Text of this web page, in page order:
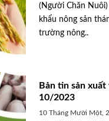
(Người Chăn
khẩu nông sản
trường nông..
Bản tin sản
10/2023
10 Tháng Mười Một,
nay ngày 13/7: Một
và miền Trung tăng